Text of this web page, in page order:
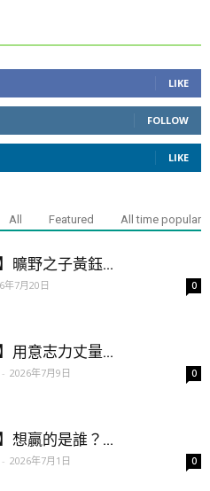
LIKE
FOLLOW
LIKE
All Featured All time popular
曠野之子黃鈺...
年7月20日 0
用意志力丈量...
- 2026年7月9日 0
想贏的是誰？...
- 2026年7月1日 0